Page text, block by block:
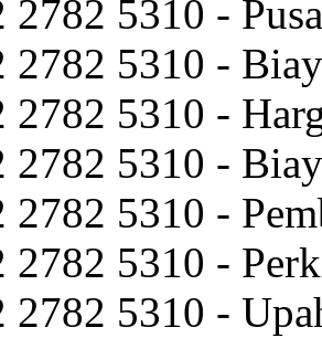
2782 5310 -
2782 5310 -
2782 5310 -
2782 5310 -
2782 5310 -
2782 5310 -
2782 5310 -